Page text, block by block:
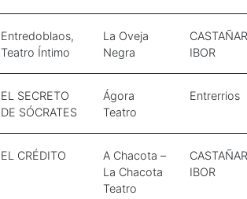
Entredoblaos,
Teatro Íntimo
La Oveja
Negra
IBOR
EL SECRETO
DE SÓCRATES
Ágora
Teatro
Entrerrios
EL CRÉDITO
A Chacota –
La Chacota
Teatro
IBOR